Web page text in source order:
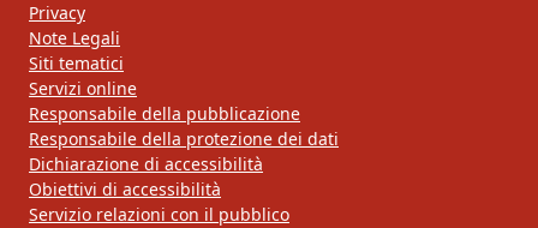
Privacy
Note Legali
Siti tematici
Servizi online
Responsabile della pubblicazione
Responsabile della protezione dei dati
Dichiarazione di accessibilità
Obiettivi di accessibilità
Servizio relazioni con il pubblico